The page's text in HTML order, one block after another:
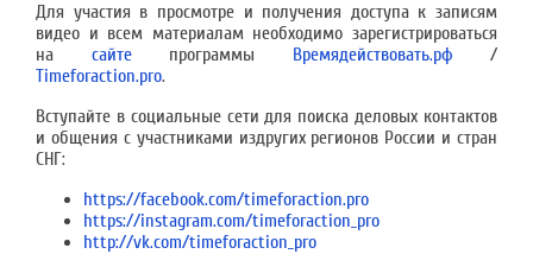
Для участия в просмотре и получения доступа к записям
видео и всем материалам необходимо зарегистрироваться
на сайтепрограммы Времядействовать.рф /
Timeforaction.pro.
Вступайте в социальные сети для поиска деловых контактов
и общения с участниками издругих регионов России и стран
СНГ:
https://facebook.com/timeforaction.pro
https://instagram.com/timeforaction_pro
http://vk.com/timeforaction_pro